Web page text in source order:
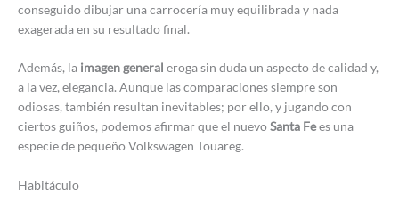
conseguido dibujar una carrocería muy equilibrada y nada
exagerada en su resultado final.
Además, la imagen general eroga sin duda un aspecto de calidad y,
a la vez, elegancia. Aunque las comparaciones siempre son
odiosas, también resultan inevitables; por ello, y jugando con
ciertos guiños, podemos afirmar que el nuevoSanta Fees una
especie de pequeño Volkswagen Touareg.
Habitáculo